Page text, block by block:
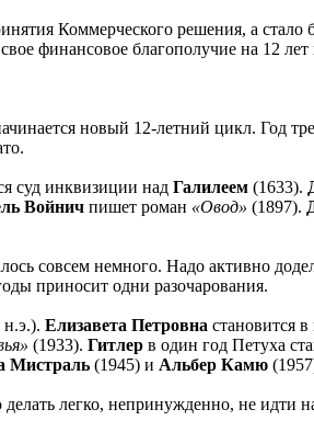
Коммерческого решения, а стало
финансовое благополучие на 12 лет
новый 12-летний цикл. Год
суд инквизиции над Галилеем (1633).
Войнич пишет роман «Овод» (1897).
совсем немного. Надо активно
приносит одни разочарования.
Елизавета Петровна становится
(1933). Гитлер в один год Петуха
Мистраль (1945) и Альбер Камю
легко, непринужденно, не идти